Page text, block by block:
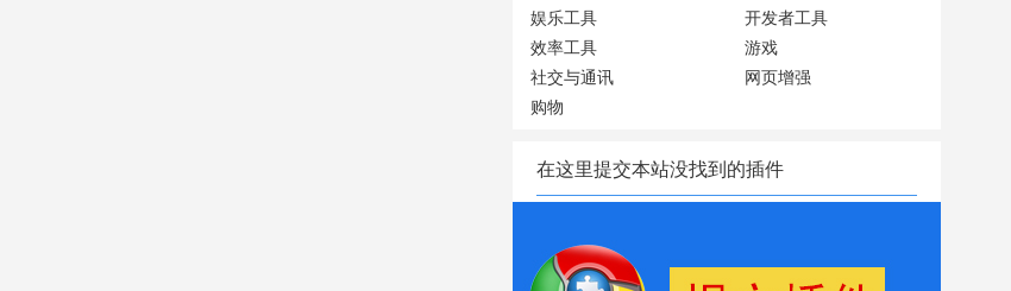
娱乐工具
开发者工具
效率工具
游戏
社交与通讯
网页增强
购物
在这里提交本站没找到的插件